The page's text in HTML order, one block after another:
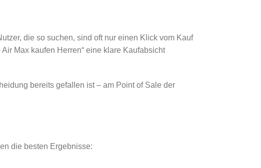
die so suchen, sind oft nur einen Klick vom Kauf
Max kaufen Herren“ eine klare Kaufabsicht
bereits gefallen ist – am Point of Sale der
die besten Ergebnisse: